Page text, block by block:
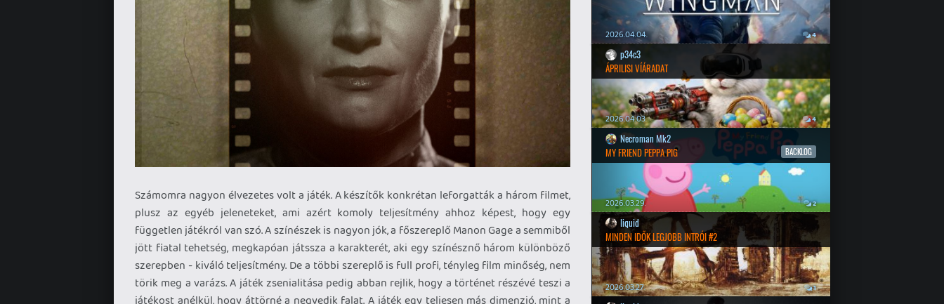
Számomra nagyon élvezetes volt a játék. A készítők konkrétan leforgatták a három filmet,
plusz az egyéb jeleneteket, ami azért komoly teljesítmény ahhoz képest, hogy egy
független játékról van szó. A színészek is nagyon jók, a főszereplő Manon Gage a semmiből
jött fiatal tehetség, megkapóan játssza a karakterét, aki egy színésznő három különböző
szerepben - kiváló teljesítmény. De a többi szereplő is full profi, tényleg film minőség, nem
törik meg a varázs. A játék zsenialitása pedig abban rejlik, hogy a történet részévé teszi a
játékost anélkül, hogy áttörné a negyedik falat. A játék egy teljesen más dimenzió, mint a
2026.04.04. 4
p34c3
ÁPRILISI VÍÁRADAT
2026.04.03. 4
Necroman Mk2
MY FRIEND PEPPA PIG
BACKLOG
2026.03.29. 2
liquid
MINDEN IDŐK LEGJOBB INTRÓI #2
2026.03.27. 1